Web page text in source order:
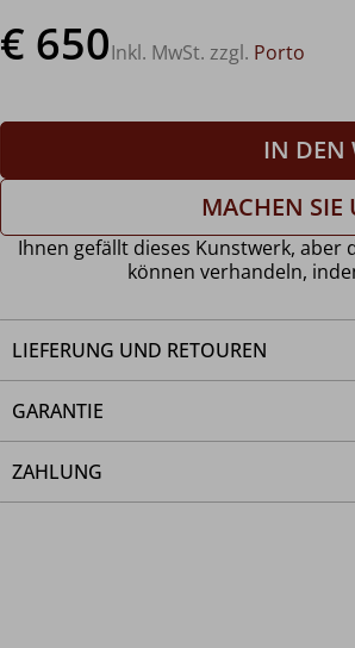
€ 650Inkl. MwSt. zzgl. Porto
IN DEN
MACHEN SIE
Ihnen gefällt dieses Kunstwerk, aber
können verhandeln,
LIEFERUNG UND RETOUREN
GARANTIE
ZAHLUNG